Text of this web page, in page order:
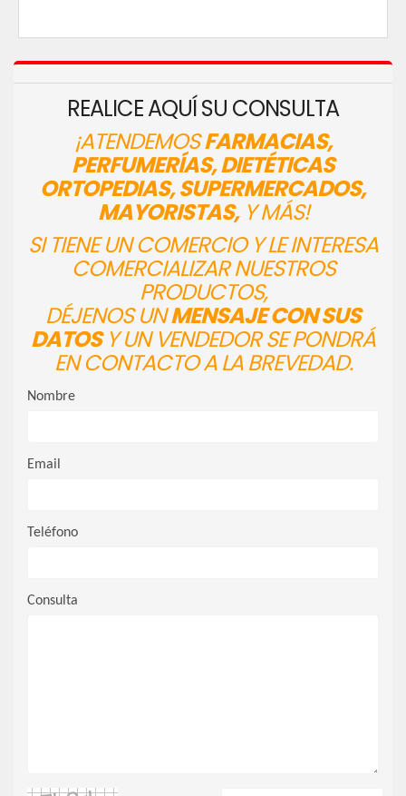
REALICE AQUÍ SU CONSULTA
¡ATENDEMOSFARMACIAS,
PERFUMERÍAS, DIETÉTICAS
ORTOPEDIAS, SUPERMERCADOS,
MAYORISTAS,Y MÁS!
SI TIENE UN COMERCIO Y LE INTERESA
COMERCIALIZAR NUESTROS
PRODUCTOS,
DÉJENOS UNMENSAJE CON SUS
DATOSY UN VENDEDOR SE PONDRÁ
EN CONTACTO A LA BREVEDAD.
Nombre
Email
Teléfono
Consulta